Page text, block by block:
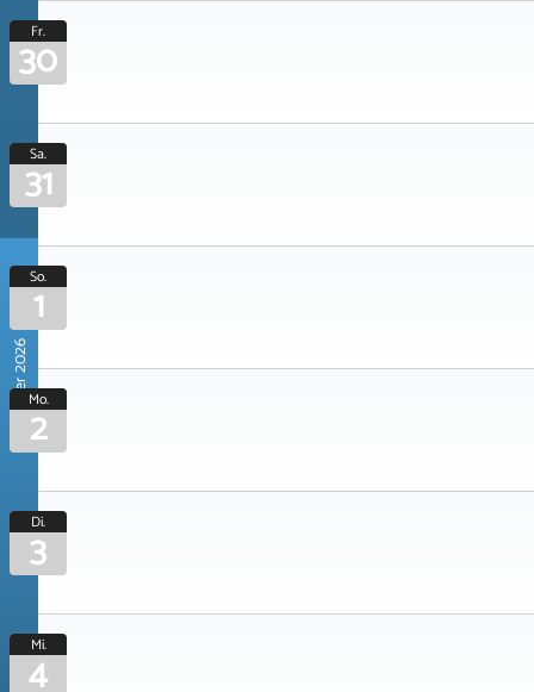
Fr.
30
Sa.
31
November 2026
So.
1
Mo.
2
Di.
3
Mi.
4